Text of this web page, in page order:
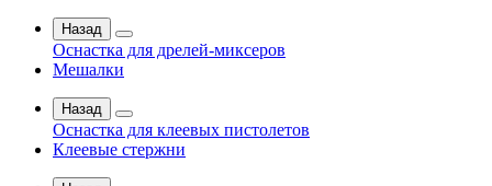
Назад
Оснастка для дрелей-миксеров
Мешалки
Назад
Оснастка для клеевых пистолетов
Клеевые стержни